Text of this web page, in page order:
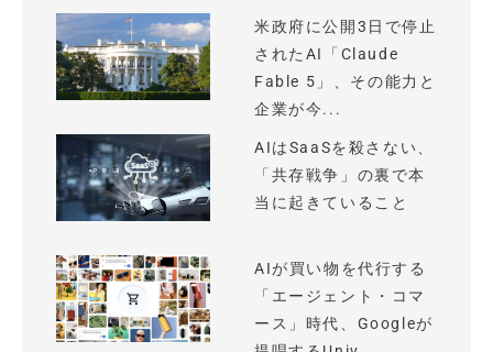
米政府に公開3日で停止
されたAI「Claude
Fable 5」、その能力と
企業が今...
AIはSaaSを殺さない、
「共存戦争」の裏で本
当に起きていること
AIが買い物を代行する
「エージェント・コマ
ース」時代、Googleが